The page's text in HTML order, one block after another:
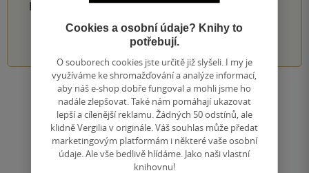
PŘIDEJTE SVÉ HODNOCENÍ PRODUKTU
1 2 3 4 5
Zobrazit všechna hodnocení
Přidat hodnocení
Cookies a osobní údaje? Knihy to
potřebují.
O souborech cookies jste určitě již slyšeli. I my je
využíváme ke shromažďování a analýze informací,
aby náš e-shop dobře fungoval a mohli jsme ho
nadále zlepšovat. Také nám pomáhají ukazovat
lepší a cílenější reklamu. Žádných 50 odstínů, ale
klidně Vergilia v originále. Váš souhlas může předat
marketingovým platformám i některé vaše osobní
údaje. Ale vše bedlivě hlídáme. Jako naši vlastní
knihovnu!